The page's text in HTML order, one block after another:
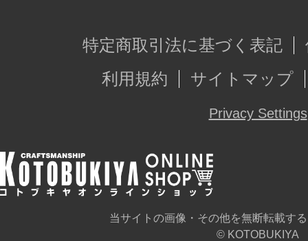
特定商取引法に基づく表記
利用規約
サイトマップ
Privacy Settings
当サイトの画像・その他を無断転載す
© KOTOBUKIYA